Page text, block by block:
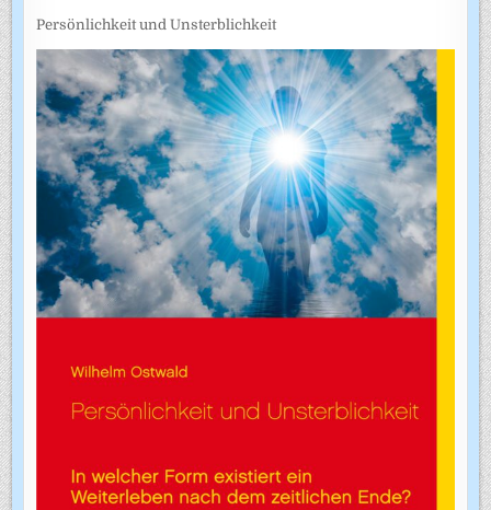
Persönlichkeit und Unsterblichkeit